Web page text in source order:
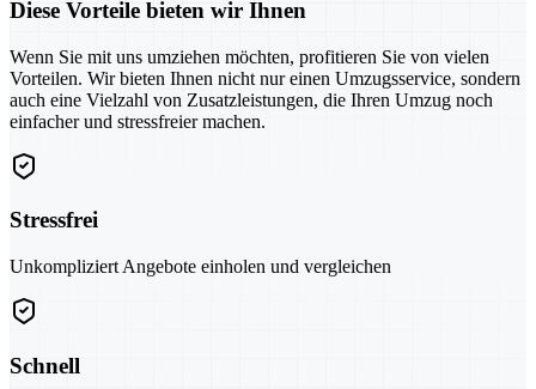
Diese Vorteile bieten wir Ihnen
Wenn Sie mit uns umziehen möchten, profitieren Sie von vielen
Vorteilen. Wir bieten Ihnen nicht nur einen Umzugsservice, sondern
auch eine Vielzahl von Zusatzleistungen, die Ihren Umzug noch
einfacher und stressfreier machen.
Stressfrei
Unkompliziert Angebote einholen und vergleichen
Schnell